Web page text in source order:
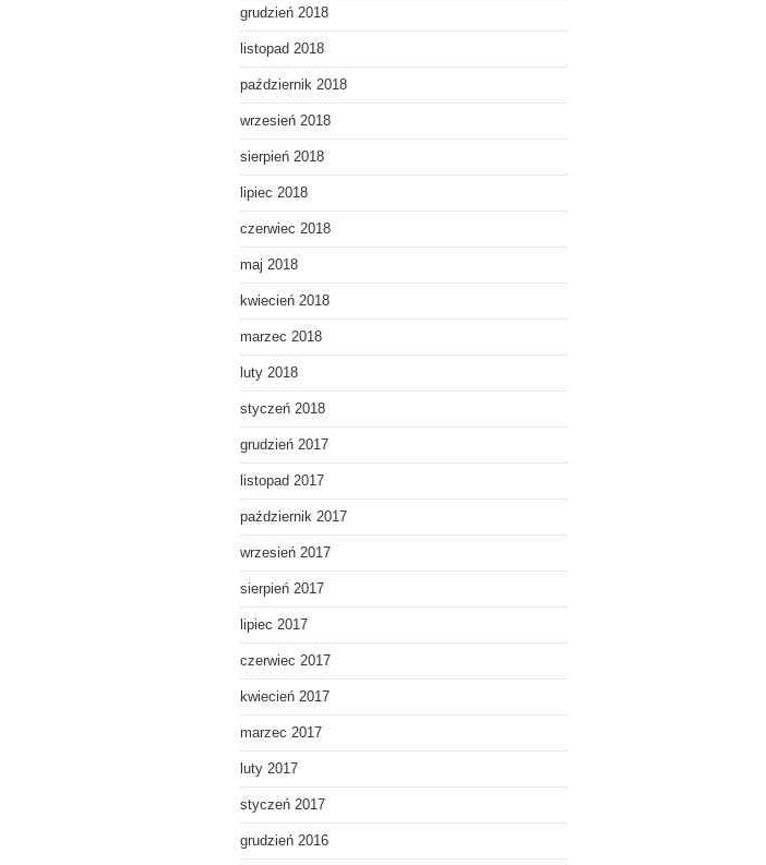
grudzień 2018
listopad 2018
październik 2018
wrzesień 2018
sierpień 2018
lipiec 2018
czerwiec 2018
maj 2018
kwiecień 2018
marzec 2018
luty 2018
styczeń 2018
grudzień 2017
listopad 2017
październik 2017
wrzesień 2017
sierpień 2017
lipiec 2017
czerwiec 2017
kwiecień 2017
marzec 2017
luty 2017
styczeń 2017
grudzień 2016